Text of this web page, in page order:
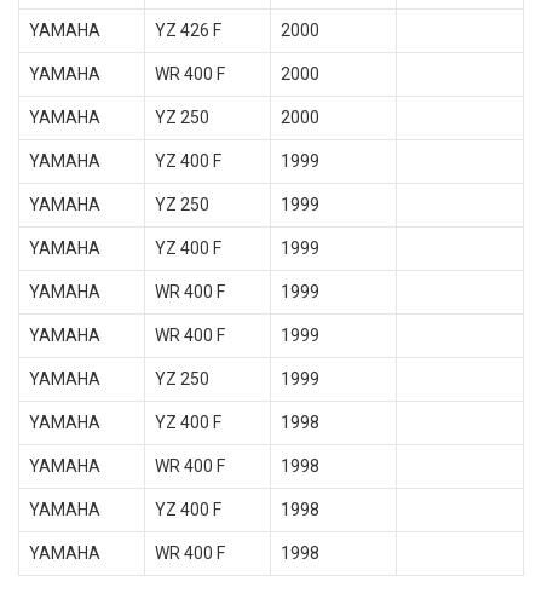
YAMAHA YZ 426 F 2000
YAMAHA WR 400 F 2000
YAMAHA YZ 250 2000
YAMAHA YZ 400 F 1999
YAMAHA YZ 250 1999
YAMAHA YZ 400 F 1999
YAMAHA WR 400 F 1999
YAMAHA WR 400 F 1999
YAMAHA YZ 250 1999
YAMAHA YZ 400 F 1998
YAMAHA WR 400 F 1998
YAMAHA YZ 400 F 1998
YAMAHA WR 400 F 1998